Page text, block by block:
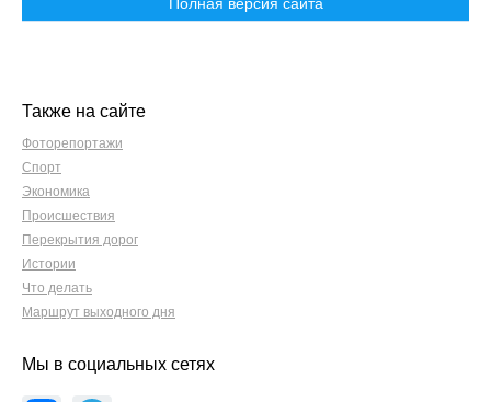
Также на сайте
Фоторепортажи
Спорт
Экономика
Происшествия
Перекрытия дорог
Истории
Что делать
Маршрут выходного дня
Мы в социальных сетях